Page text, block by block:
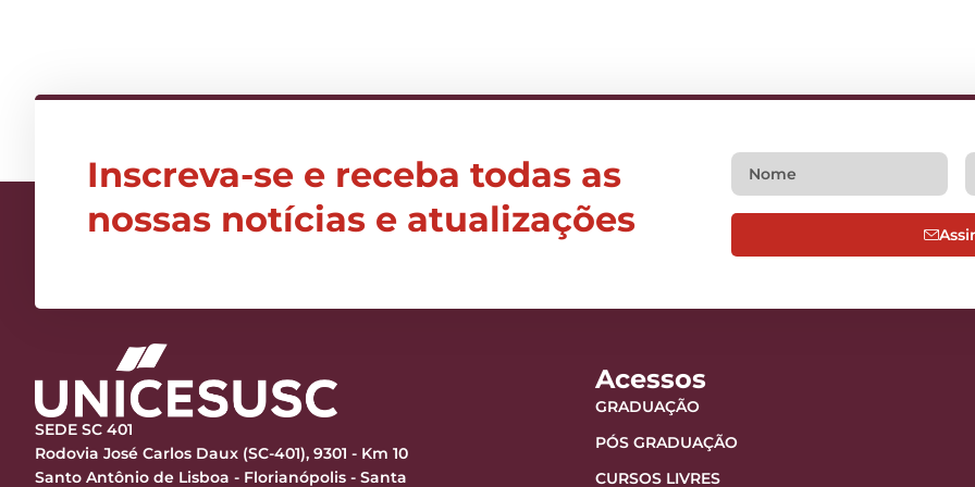
Inscreva-se e receba todas as
nossas notícias e atualizações
SEDE SC 401
Rodovia José Carlos Daux (SC-401), 9301 - Km 10
Santo Antônio de Lisboa - Florianópolis - Santa
Acessos
GRADUAÇÃO
PÓS GRADUAÇÃO
CURSOS LIVRES